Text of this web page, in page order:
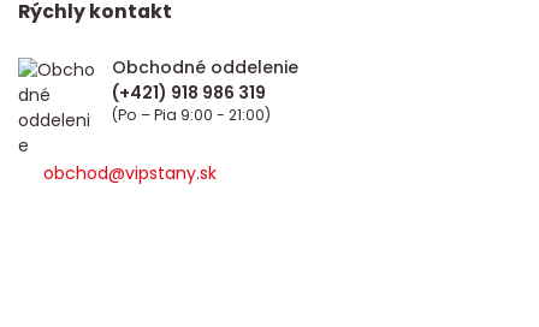
Rýchly kontakt
Obchodné oddelenie
(Po – Pia 9:00 - 21:00)
obchod@vipstany.sk